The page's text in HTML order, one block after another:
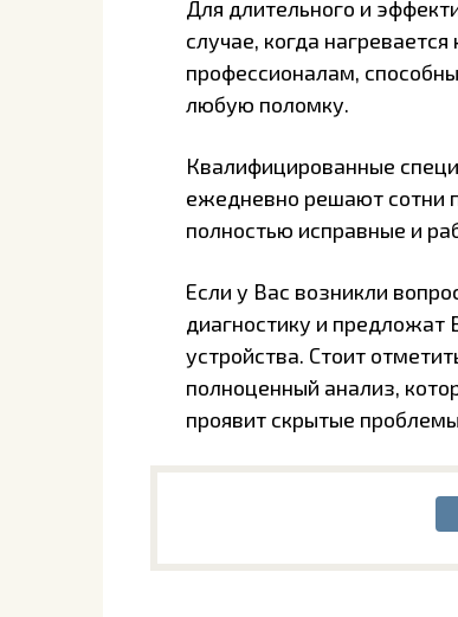
Для длительного и
случае, когда
профессионалам,
любую поломку.
Квалифицированные
ежедневно решают сотни
полностью исправные и
Если у Вас возникли
диагностику и
устройства. Стоит
полноценный анализ,
проявит скрытые